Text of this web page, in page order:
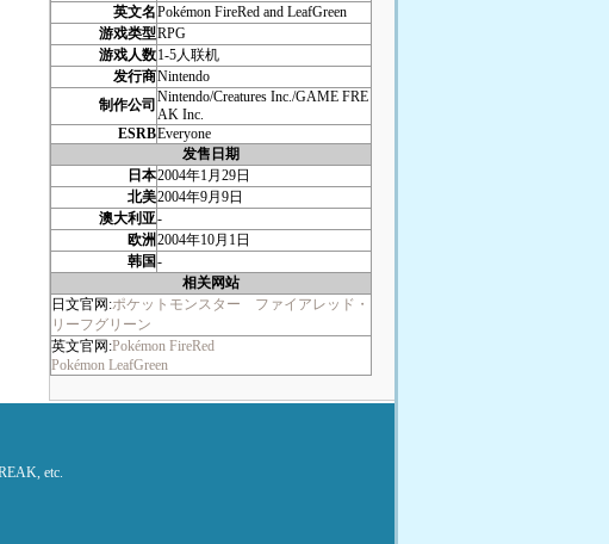
英文名Pokémon FireRed and LeafGreen
游戏类型RPG
游戏人数1-5人联机
发行商Nintendo
制作公司 Nintendo/Creatures Inc./GAME FRE
AK Inc.
ESRBEveryone
发售日期
日本2004年1月29日
北美2004年9月9日
澳大利亚-
欧洲 2004年10月1日
韩国 -
相关网站
日文官网:ポケットモンスター ファイアレッド・
リーフグリーン
英文官网:Pokémon FireRed
Pokémon LeafGreen
etc.